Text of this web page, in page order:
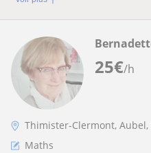
25€/h
Thimister-Clermont, Aubel,
Maths